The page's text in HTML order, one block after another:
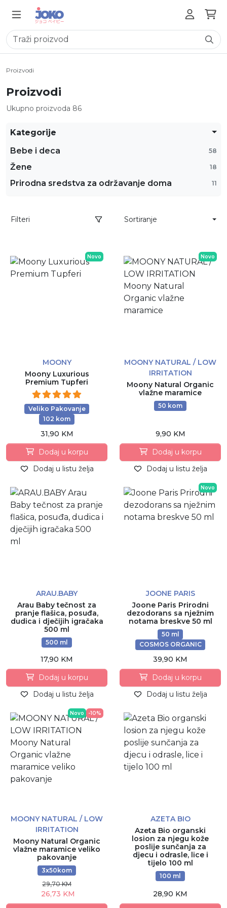
Proizvodi
Proizvodi
Ukupno proizvoda 86
Kategorije
Bebe i deca
58
Žene 18
Prirodna sredstva za održavanje doma 11
Filteri Sortiranje
Novo
MOONY
Moony Luxurious
Premium Tupferi
Veliko Pakovanje
102 kom
31,90 KM
Dodaj u korpu
Dodaj u listu želja
Novo
MOONY NATURAL / LOW
IRRITATION
Moony Natural Organic
vlažne maramice
50 kom
9,90 KM
Dodaj u korpu
Dodaj u listu želja
ARAU.BABY
Arau Baby tečnost za
pranje flašica, posuđa,
dudica i dječijih igračaka
500 ml
500 ml
17,90 KM
Dodaj u korpu
Dodaj u listu želja
Novo
JOONE PARIS
Joone Paris Prirodni
dezodorans sa nježnim
notama breskve 50 ml
50 ml
COSMOS ORGANIC
39,90 KM
Dodaj u korpu
Dodaj u listu želja
Novo -10%
MOONY NATURAL / LOW
IRRITATION
Moony Natural Organic
vlažne maramice veliko
pakovanje
3x50kom
29,70 KM
26,73 KM
AZETA BIO
Azeta Bio organski
losion za njegu kože
poslije sunčanja za
djecu i odrasle, lice i
tijelo 100 ml
100 ml
28,90 KM